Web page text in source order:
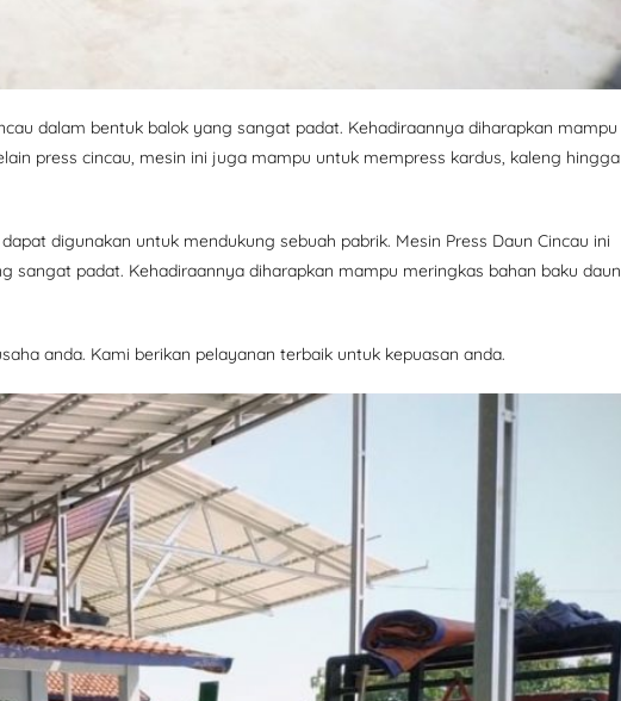
dalam bentuk balok yang sangat padat. Kehadiraannya diharapkan mampu
press cincau, mesin ini juga mampu untuk mempress kardus, kaleng hingga
digunakan untuk mendukung sebuah pabrik. Mesin Press Daun Cincau ini
sangat padat. Kehadiraannya diharapkan mampu meringkas bahan baku daun
anda. Kami berikan pelayanan terbaik untuk kepuasan anda.